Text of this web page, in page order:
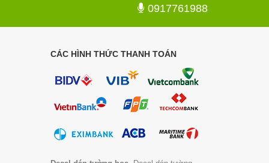
0917761988
CÁC HÌNH THỨC THANH TOÁN